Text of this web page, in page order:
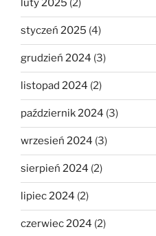
luty 2025 (2)
styczeń 2025 (4)
grudzień 2024 (3)
listopad 2024 (2)
październik 2024 (3)
wrzesień 2024 (3)
sierpień 2024 (2)
lipiec 2024 (2)
czerwiec 2024 (2)